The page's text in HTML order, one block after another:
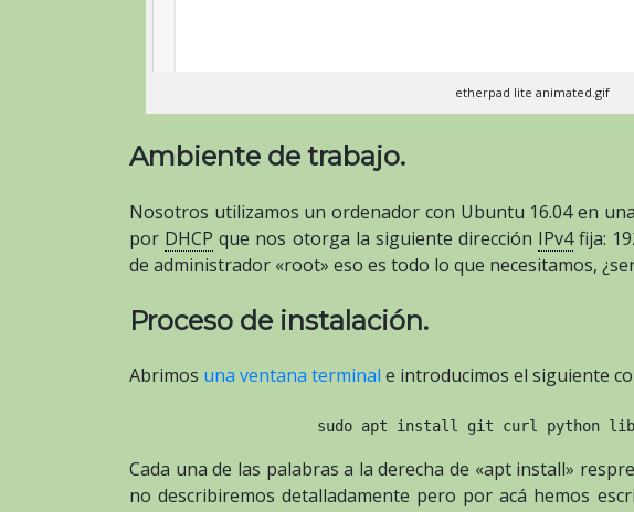
etherpad lite animated.gif
Ambiente de trabajo.
Nosotros utilizamos un ordenador con Ubuntu 16.04 en
por DHCP que nos otorga la siguiente dirección IPv4fija:
de administrador «root» eso es todo lo que necesitamos,
Proceso de instalación.
Abrimos una ventana terminal e introducimos el siguiente
sudo apt install git curl python
Cada una de las palabras a la derecha de «apt install»
no describiremos detalladamente pero por acá hemos